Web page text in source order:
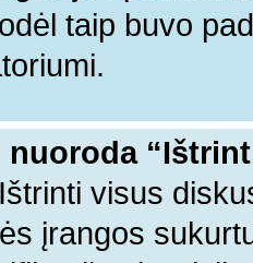
taip buvo
nuoroda
visus
įrangos